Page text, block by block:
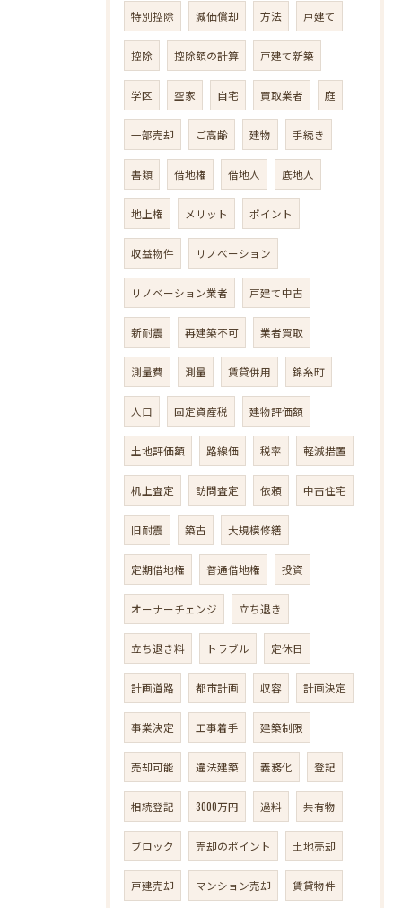
特別控除 減価償却 方法 戸建て
控除 控除額の計算 戸建て新築
学区 空家 自宅 買取業者 庭
一部売却 ご高齢 建物 手続き
書類 借地権 借地人 底地人
地上権 メリット ポイント
収益物件 リノベーション
リノベーション業者 戸建て中古
新耐震 再建築不可 業者買取
測量費 測量 賃貸併用 錦糸町
人口 固定資産税 建物評価額
土地評価額 路線価 税率 軽減措置
机上査定 訪問査定 依頼 中古住宅
旧耐震 築古 大規模修繕
定期借地権 普通借地権 投資
オーナーチェンジ 立ち退き
立ち退き料 トラブル 定休日
計画道路 都市計画 収容 計画決定
事業決定 工事着手 建築制限
売却可能 違法建築 義務化 登記
相続登記 3000万円 過料 共有物
ブロック 売却のポイント 土地売却
戸建売却 マンション売却 賃貸物件